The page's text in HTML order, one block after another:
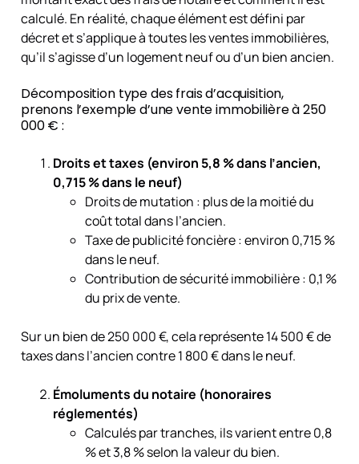
calculé. En réalité, chaque élément est défini par
décret et s’applique à toutes les ventes immobilières,
qu’il s’agisse d’un logement neuf ou d’un bien ancien.
Décomposition type des frais d’acquisition,
prenons l’exemple d’une vente immobilière à 250
000 € :
Droits et taxes (environ 5,8 % dans l’ancien,
0,715 % dans le neuf)
Droits de mutation : plus de la moitié du
coût total dans l’ancien.
Taxe de publicité foncière : environ 0,715 %
dans le neuf.
Contribution de sécurité immobilière : 0,1 %
du prix de vente.
Sur un bien de 250 000 €, cela représente 14 500 € de
taxes dans l’ancien contre 1 800 € dans le neuf.
Émoluments du notaire (honoraires
réglementés)
Calculés par tranches, ils varient entre 0,8
% et 3,8 % selon la valeur du bien.